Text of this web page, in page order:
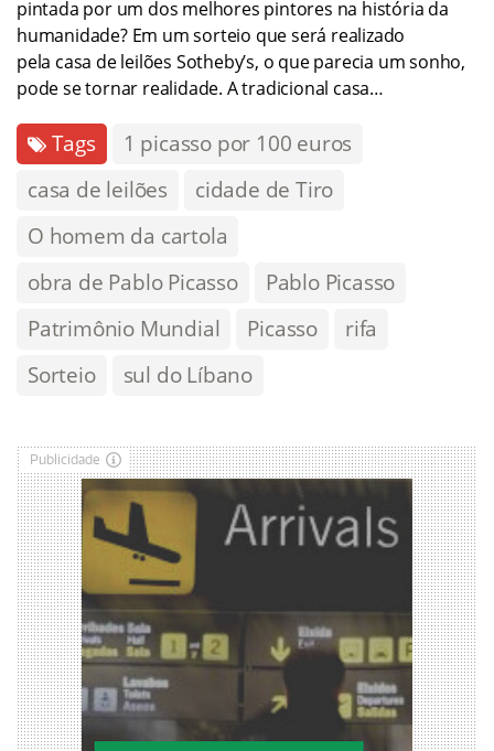
pintada por um dos melhores pintores na história da
humanidade? Em um sorteio que será realizado
pela casa de leilões Sotheby’s, o que parecia um sonho,
pode se tornar realidade. A tradicional casa…
Tags
1 picasso por 100 euros
casa de leilões
cidade de Tiro
O homem da cartola
obra de Pablo Picasso
Pablo Picasso
Patrimônio Mundial
Picasso
rifa
Sorteio
sul do Líbano
Publicidade